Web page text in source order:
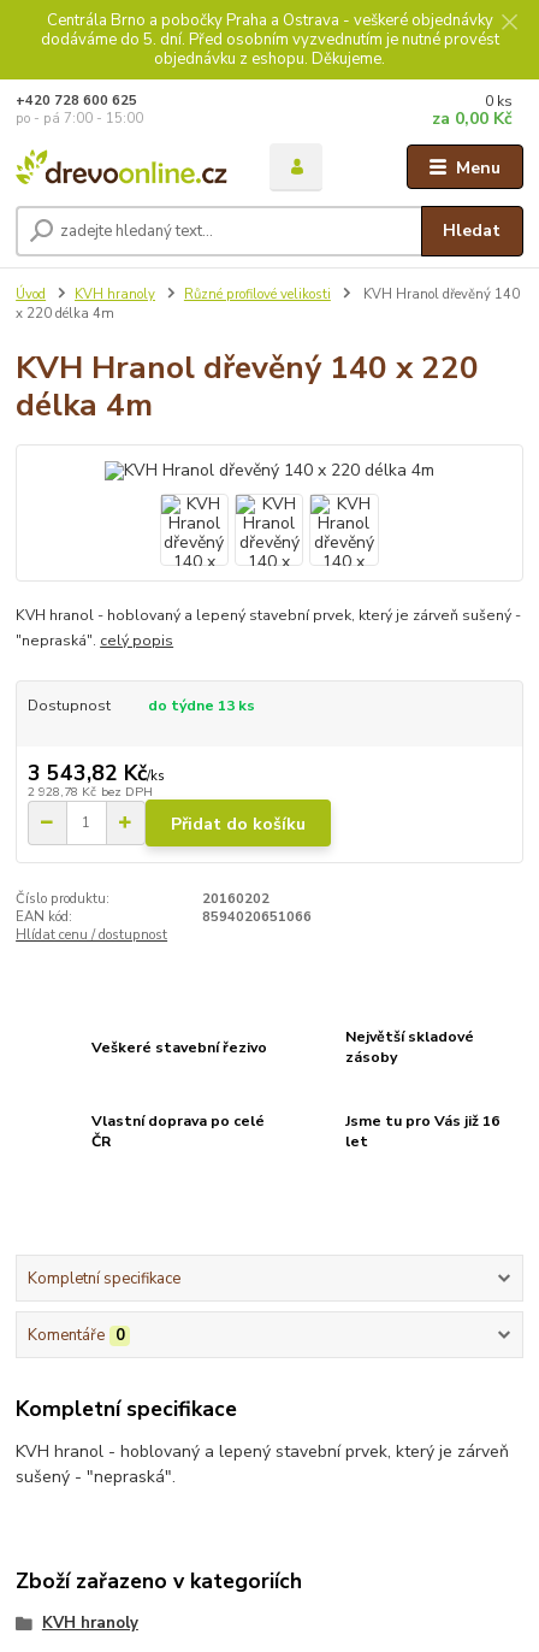
Centrála Brno a pobočky Praha a Ostrava - veškeré objednávky
dodáváme do 5. dní. Před osobním vyzvednutím je nutné provést
objednávku z eshopu. Děkujeme.
Menu
Hledat
+420 728 600 625
po - pá 7:00 - 15:00
0 ks
za 0,00 Kč
Úvod KVH hranoly Různé profilové velikosti
KVH Hranol dřevěný 140
x 220 délka 4m
KVH Hranol dřevěný 140 x 220
délka 4m
KVH hranol - hoblovaný a lepený stavební prvek, který je zárveň sušený -
"nepraská". celý popis
Dostupnost do týdne 13 ks
3 543,82 Kč/ks
2 928,78 Kč bez DPH
Přidat do košíku
Číslo produktu:
20160202
EAN kód:
8594020651066
Hlídat cenu / dostupnost
Veškeré stavební řezivo
Největší skladové
zásoby
Vlastní doprava po celé
ČR
Jsme tu pro Vás již 16
let
Kompletní specifikace
Komentáře 0
Kompletní specifikace
KVH hranol - hoblovaný a lepený stavební prvek, který je zárveň
sušený - "nepraská".
Zboží zařazeno v kategoriích
KVH hranoly